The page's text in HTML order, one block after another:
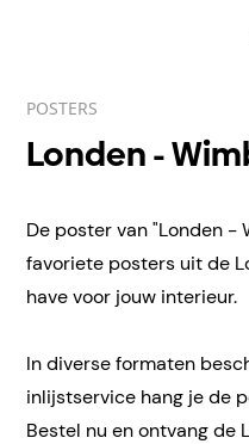
POSTERS
Londen -
De poster van "Londen -
favoriete posters uit de
have voor jouw interieur.
In diverse formaten
inlijstservice hang je de
Bestel nu en ontvang de